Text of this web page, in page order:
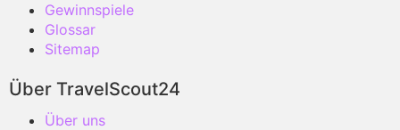
Gewinnspiele
Glossar
Sitemap
Über TravelScout24
Über uns